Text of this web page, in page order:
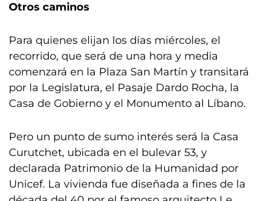
Otros caminos
Para quienes elijan los días miércoles, el
recorrido, que será de una hora y media
comenzará en la Plaza San Martín y transitará
por la Legislatura, el Pasaje Dardo Rocha, la
Casa de Gobierno y el Monumento al Líbano.
Pero un punto de sumo interés será la Casa
Curutchet, ubicada en el bulevar 53, y
declarada Patrimonio de la Humanidad por
Unicef. La vivienda fue diseñada a fines de la